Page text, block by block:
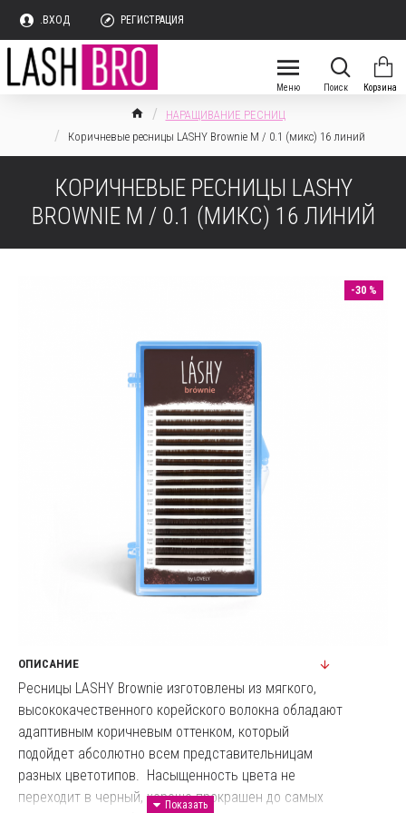
.ВХОД РЕГИСТРАЦИЯ
НАРАЩИВАНИЕ РЕСНИЦ
Коричневые ресницы LASHY Brownie М / 0.1 (микс) 16 линий
КОРИЧНЕВЫЕ РЕСНИЦЫ LASHY
BROWNIE М / 0.1 (МИКС) 16 ЛИНИЙ
-30 %
ОПИСАНИЕ
Ресницы LASHY Brownie изготовлены из мягкого,
высококачественного корейского волокна обладают
адаптивным коричневым оттенком, который
подойдет абсолютно всем представительницам
разных цветотипов. Насыщенность цвета не
переходит в черный, хорошо прокрашен до самых